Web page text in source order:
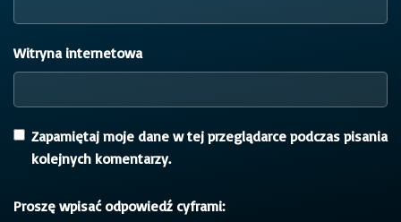
Witryna internetowa
Zapamiętaj moje dane w tej przeglądarce podczas pisania
kolejnych komentarzy.
Proszę wpisać odpowiedź cyframi: